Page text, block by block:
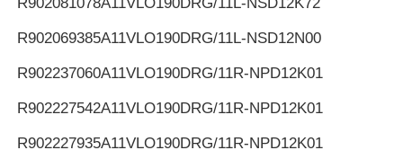
R902069385A11VLO190DRG/11L-NSD12N00
R902237060A11VLO190DRG/11R-NPD12K01
R902227542A11VLO190DRG/11R-NPD12K01
R902227935A11VLO190DRG/11R-NPD12K01